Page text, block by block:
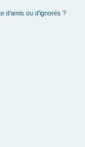
d’amis ou d’ignorés ?